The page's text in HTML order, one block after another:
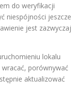
do weryfikacji
niespójności jeszcze
jest zazwyczaj
lokalu
porównywać
aktualizować